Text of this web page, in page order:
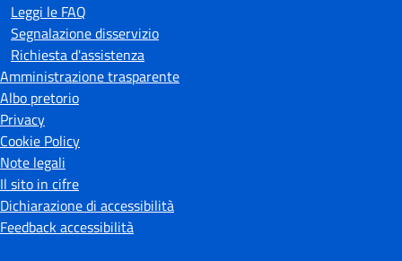
Leggi le FAQ
Segnalazione disservizio
Richiesta d'assistenza
Amministrazione trasparente
Albo pretorio
Privacy
Cookie Policy
Note legali
Il sito in cifre
Dichiarazione di accessibilità
Feedback accessibilità